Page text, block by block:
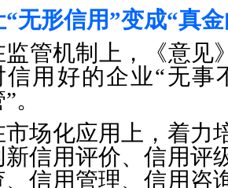
“无形信用”变成“真
监管机制上，《意见
信用好的企业“无事
。
市场化应用上，着力
新信用评价、信用评
、信用管理、信用咨